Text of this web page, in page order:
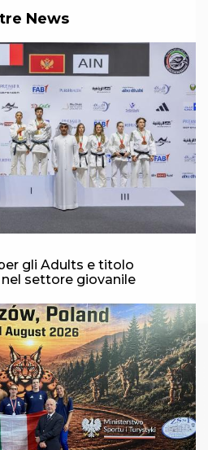
FISDIR
Fisico
- Didattica infantile
sportivi
di Gara
Fiscale
News
FAQ
fiscali
News
gli Adults e titolo
settore giovanile